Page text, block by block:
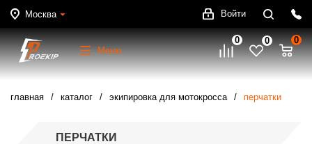
Москва Войти
Меню
0 0 0
главная каталог экипировка для мотокросса перчатки
ПЕРЧАТКИ